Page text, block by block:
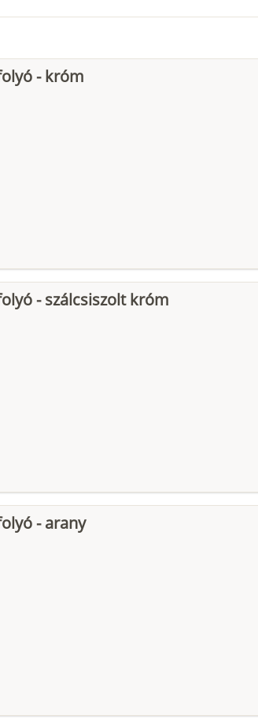
- króm
- szálcsiszolt króm
- arany